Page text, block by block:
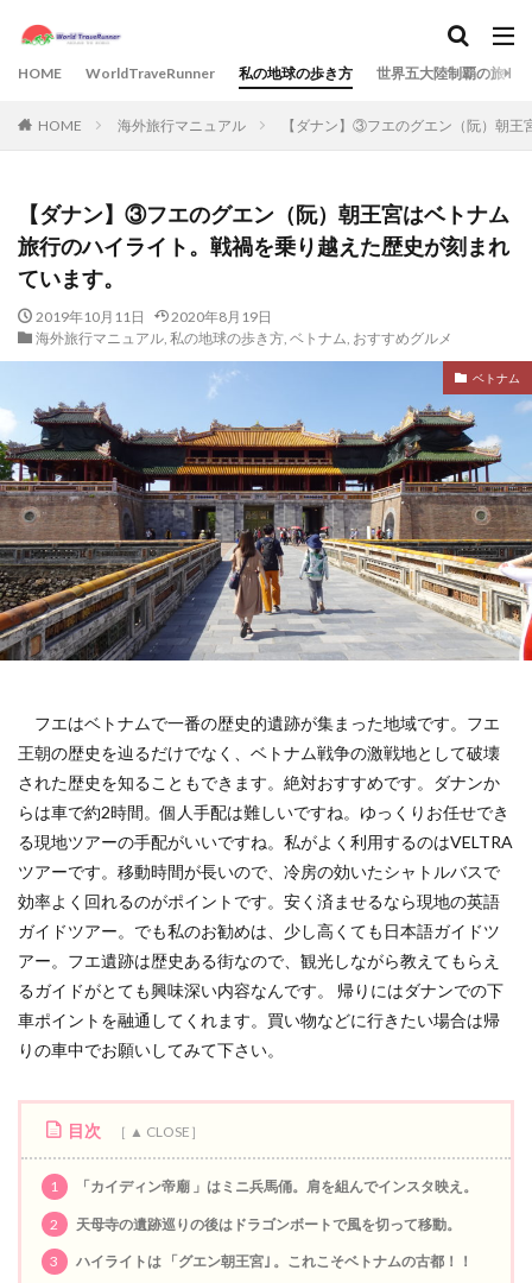
HOME WorldTraveRunner 私の地球の歩き方 世界五大陸制覇の旅
HOME 海外旅行マニュアル 【ダナン】③フエのグエン（阮）朝
【ダナン】③フエのグエン（阮）朝王宮はベトナム
旅行のハイライト。戦禍を乗り越えた歴史が刻まれ
ています。
2019年10月11日
2020年8月19日
海外旅行マニュアル, 私の地球の歩き方, ベトナム, おすすめグルメ
ベトナム
フエはベトナムで一番の歴史的遺跡が集まった地域です。フエ
王朝の歴史を辿るだけでなく、ベトナム戦争の激戦地として破壊
された歴史を知ることもできます。絶対おすすめです。ダナンか
らは車で約2時間。個人手配は難しいですね。ゆっくりお任せでき
る現地ツアーの手配がいいですね。私がよく利用するのはVELTRA
ツアーです。移動時間が長いので、冷房の効いたシャトルバスで
効率よく回れるのがポイントです。安く済ませるなら現地の英語
ガイドツアー。でも私のお勧めは、少し高くても日本語ガイドツ
アー。フエ遺跡は歴史ある街なので、観光しながら教えてもらえ
るガイドがとても興味深い内容なんです。 帰りにはダナンでの下
車ポイントを融通してくれます。買い物などに行きたい場合は帰
りの車中でお願いしてみて下さい。
目次
1 「カイディン帝廟 」はミニ兵馬俑。肩を組んでインスタ映え。
2 天母寺の遺跡巡りの後はドラゴンボートで風を切って移動。
3 ハイライトは 「グエン朝王宮｣ 。これこそベトナムの古都！！